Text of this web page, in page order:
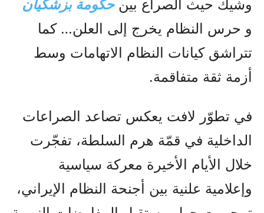
وشيك حیث الصراع بينحكومة بزشكيان
و حرس النظام يخرج إلى العلن… کما
تتراشق كيانات النظام الاتهامات وسط
أزمة ثقة متفاقمة.
في تطوّر لافت يعكس تصاعد الصراعات
الداخلية في قمّة هرم السلطة، تفجّرت
خلال الأيام الأخيرة معركة سياسية
وإعلامية علنية بين أجنحة النظام الإيراني،